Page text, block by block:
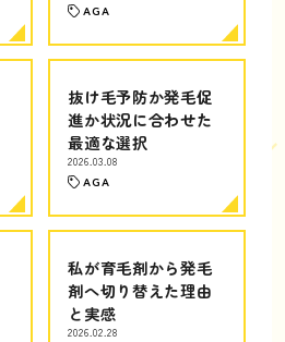
AGA
抜け毛予防か発毛促
進か状況に合わせた
最適な選択
2026.03.08
AGA
私が育毛剤から発毛
剤へ切り替えた理由
と実感
2026.02.28